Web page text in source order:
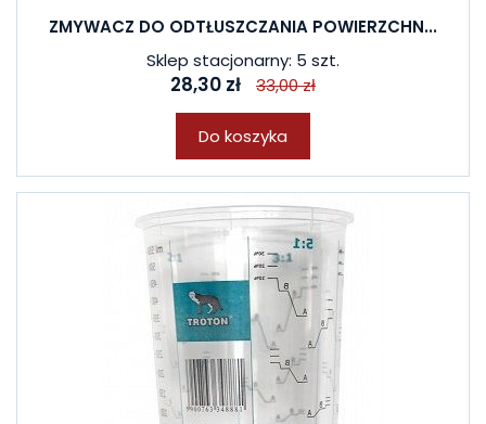
ZMYWACZ DO ODTŁUSZCZANIA POWIERZCHN...
Sklep stacjonarny: 5 szt.
28,30 zł 33,00 zł
Do koszyka